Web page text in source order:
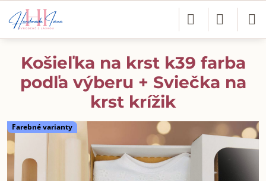
Farebné varianty
Košieľka na krst k39 farba
podľa výberu + Sviečka na
krst krížik